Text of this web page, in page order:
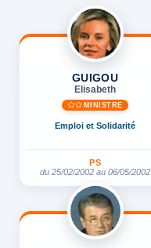
GUIGOU
Elisabeth
MINISTRE
Emploi et Solidarité
PS
du 25/02/2002 au 06/05/2002